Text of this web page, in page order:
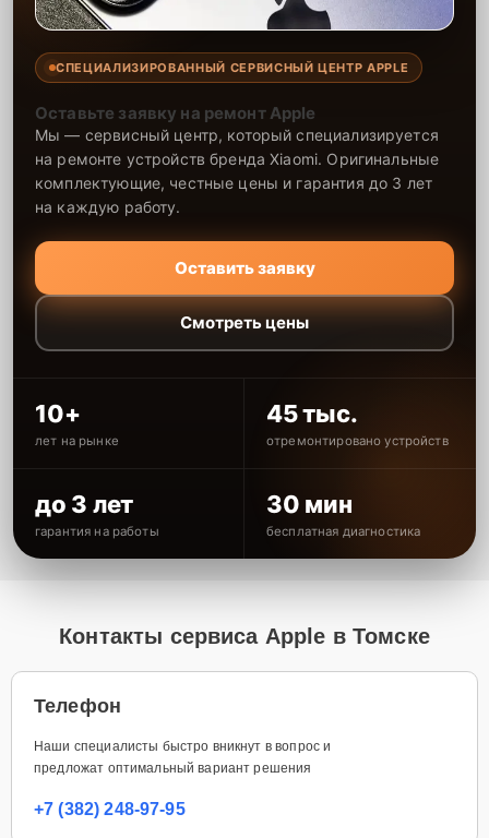
СПЕЦИАЛИЗИРОВАННЫЙ СЕРВИСНЫЙ ЦЕНТР APPLE
Оставьте заявку на ремонт Apple
Мы — сервисный центр, который специализируется
на ремонте устройств бренда Xiaomi. Оригинальные
комплектующие, честные цены и гарантия до 3 лет
на каждую работу.
Оставить заявку
Смотреть цены
10+
лет на рынке
45 тыс.
отремонтировано устройств
до 3 лет
гарантия на работы
30 мин
бесплатная диагностика
Контакты сервиса Apple в Томске
Телефон
Наши специалисты быстро вникнут в вопрос и
предложат оптимальный вариант решения
+7 (382) 248-97-95